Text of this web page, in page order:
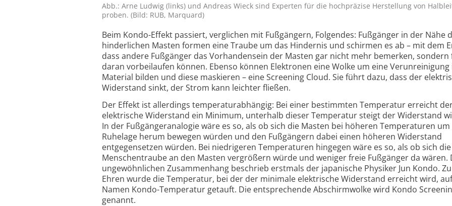
Abb.: Arne Ludwig (links) und Andreas Wieck sind Experten für die hoch­präzise Herstellung von
proben. (Bild: RUB, Marquard)
Beim Kondo-Effekt passiert, verglichen mit Fußgängern, Folgendes: Fußgänger in der Nähe
hinderlichen Masten formen eine Traube um das Hindernis und schirmen es ab – mit dem
dass andere Fußgänger das Vorhandensein der Masten gar nicht mehr bemerken, sondern
daran vorbeilaufen können. Ebenso können Elektronen eine Wolke um eine Verunreinigung
Material bilden und diese maskieren – eine Screening Cloud. Sie führt dazu, dass der
Widerstand sinkt, der Strom kann leichter fließen.
Der Effekt ist allerdings temperaturabhängig: Bei einer bestimmten Temperatur erreicht
elektrische Widerstand ein Minimum, unterhalb dieser Temperatur steigt der Widerstand
In der Fußgänger­analogie wäre es so, als ob sich die Masten bei höheren Temperaturen
Ruhelage herum bewegen würden und den Fußgängern dabei einen höheren Widerstand
entgegensetzen würden. Bei niedrigeren Temperaturen hingegen wäre es so, als ob sich die
Menschentraube an den Masten vergrößern würde und weniger freie Fußgänger da wären.
ungewöhnlichen Zusammenhang beschrieb erstmals der japanische Physiker Jun Kondo.
Ehren wurde die Temperatur, bei der der minimale elektrische Widerstand erreicht wird,
Namen Kondo-Temperatur getauft. Die entsprechende Abschirmwolke wird Kondo
genannt.